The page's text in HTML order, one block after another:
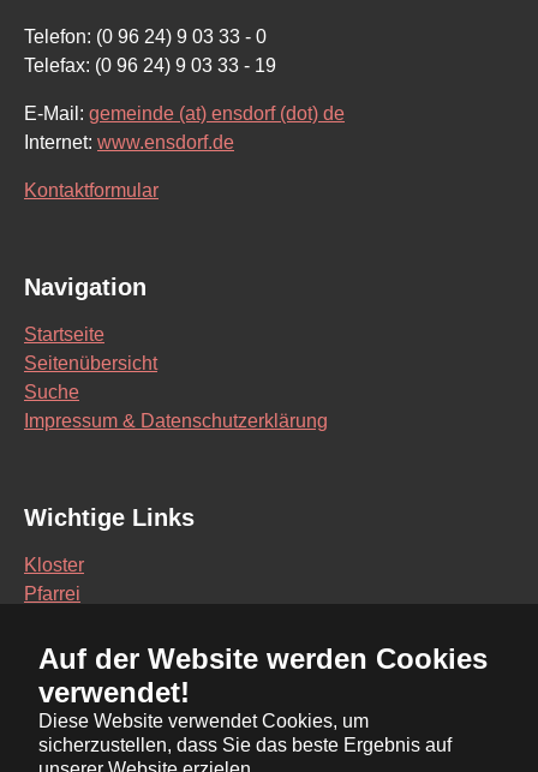
Auf der Website werden Cookies
verwendet!
Diese Website verwendet Cookies, um
sicherzustellen, dass Sie das beste Ergebnis auf
Telefon: (0 96 24) 9 03 33 - 0
Telefax: (0 96 24) 9 03 33 - 19
E-Mail: gemeinde (at) ensdorf (dot) de
Internet: www.ensdorf.de
Kontaktformular
Navigation
Startseite
Seitenübersicht
Suche
Impressum & Datenschutzerklärung
Wichtige Links
Kloster
Pfarrei
Vereine
Interaktive Karte
Bürgerservice Online